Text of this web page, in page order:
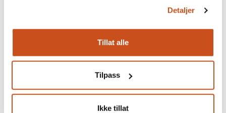
Detaljer
Tillat alle
Tilpass
Ikke tillat
For ombrukte byggevarer må det trolig utarbeides egne
retningslinjer for hvilket system som skal benyttes for å
dokumentere byggevarenes egenskaper.
Vi oppfordrer norsk byggenæring til å være med og påvirke
dette arbeidet gjennom å delta aktivt i Standard Norges
standardiseringsarbeid for de ulike produktene.